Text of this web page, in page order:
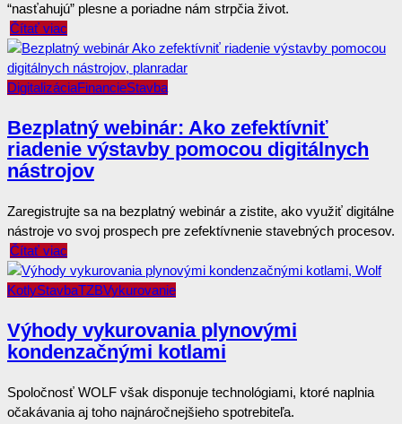
“nasťahujú” plesne a poriadne nám strpčia život.
Čítať viac
DigitalizáciaFinancieStavba
Bezplatný webinár: Ako zefektívniť
riadenie výstavby pomocou digitálnych
nástrojov
Zaregistrujte sa na bezplatný webinár a zistite, ako využiť digitálne
nástroje vo svoj prospech pre zefektívnenie stavebných procesov.
Čítať viac
KotlyStavbaTZBVykurovanie
Výhody vykurovania plynovými
kondenzačnými kotlami
Spoločnosť WOLF však disponuje technológiami, ktoré naplnia
očakávania aj toho najnáročnejšieho spotrebiteľa.